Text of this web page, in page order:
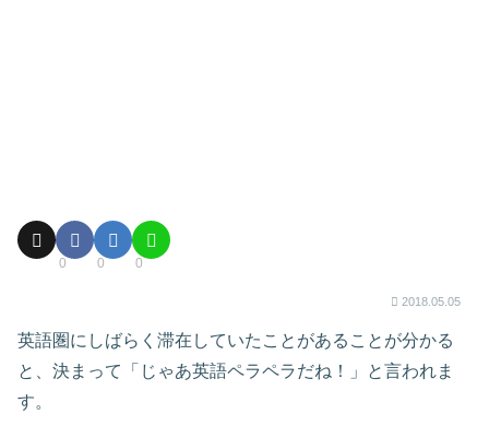
0 0 0
2018.05.05
英語圏にしばらく滞在していたことがあることが分かる
と、決まって「じゃあ英語ペラペラだね！」と言われま
す。